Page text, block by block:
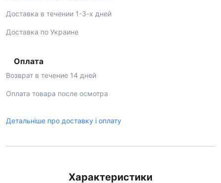
Доставка в течении 1-3-х дней
Доставка по Украине
Оплата
Возврат в течение 14 дней
Оплата товара после осмотра
Детальніше про доставку і оплату
Характеристики